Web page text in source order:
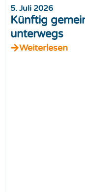
5. Juli 2026
Künftig
unterwegs
Weiterlesen